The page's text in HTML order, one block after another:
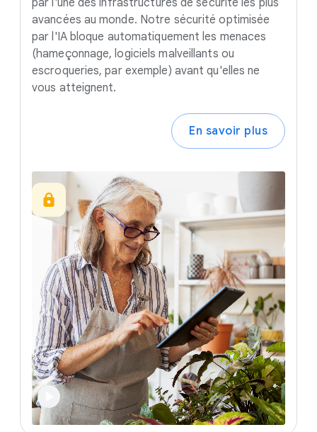
par l'une des infrastructures de sécurité les plus
avancées au monde. Notre sécurité optimisée
par l'IA bloque automatiquement les menaces
(hameçonnage, logiciels malveillants ou
escroqueries, par exemple) avant qu'elles ne
vous atteignent.
En savoir plus